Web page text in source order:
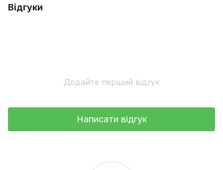
Відгуки
Додайте перший відгук
Написати відгук